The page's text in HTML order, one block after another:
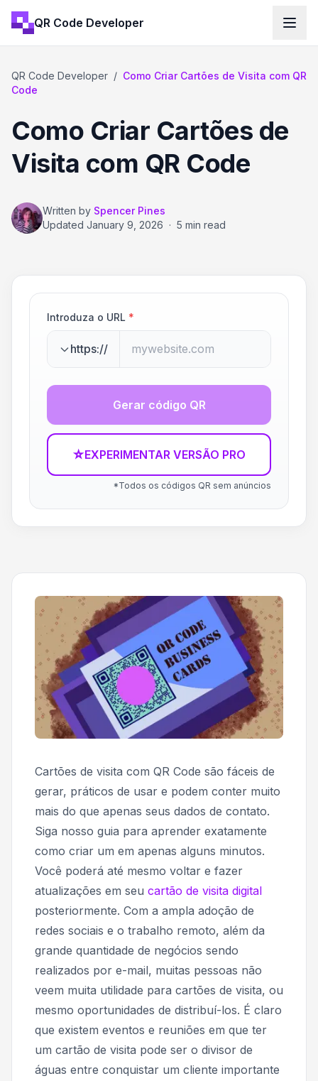
QR Code Developer
QR Code Developer / Como Criar Cartões de Visita com QR
Code
Como Criar Cartões de
Visita com QR Code
Written by Spencer Pines
Updated January 9, 2026 · 5 min read
Introduza o URL *
https://
Gerar código QR
☆EXPERIMENTAR VERSÃO PRO
*Todos os códigos QR sem anúncios
Cartões de visita com QR Code são fáceis de
gerar, práticos de usar e podem conter muito
mais do que apenas seus dados de contato.
Siga nosso guia para aprender exatamente
como criar um em apenas alguns minutos.
Você poderá até mesmo voltar e fazer
atualizações em seu cartão de visita digital
posteriormente. Com a ampla adoção de
redes sociais e o trabalho remoto, além da
grande quantidade de negócios sendo
realizados por e-mail, muitas pessoas não
veem muita utilidade para cartões de visita, ou
mesmo oportunidades de distribuí-los. É claro
que existem eventos e reuniões em que ter
um cartão de visita pode ser o divisor de
águas entre conquistar um cliente importante